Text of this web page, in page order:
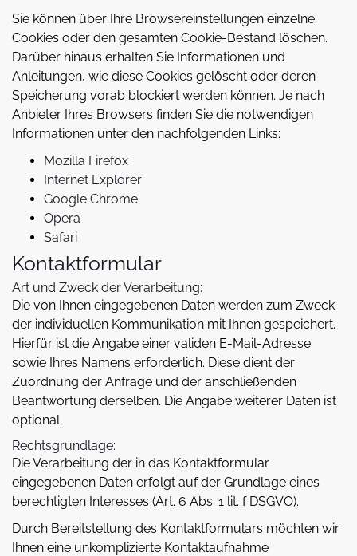
Sie können über Ihre Browsereinstellungen einzelne
Cookies oder den gesamten Cookie-Bestand löschen.
Darüber hinaus erhalten Sie Informationen und
Anleitungen, wie diese Cookies gelöscht oder deren
Speicherung vorab blockiert werden können. Je nach
Anbieter Ihres Browsers finden Sie die notwendigen
Informationen unter den nachfolgenden Links:
Mozilla Firefox
Internet Explorer
Google Chrome
Opera
Safari
Kontaktformular
Art und Zweck der Verarbeitung:
Die von Ihnen eingegebenen Daten werden zum Zweck
der individuellen Kommunikation mit Ihnen gespeichert.
Hierfür ist die Angabe einer validen E-Mail-Adresse
sowie Ihres Namens erforderlich. Diese dient der
Zuordnung der Anfrage und der anschließenden
Beantwortung derselben. Die Angabe weiterer Daten ist
optional.
Rechtsgrundlage:
Die Verarbeitung der in das Kontaktformular
eingegebenen Daten erfolgt auf der Grundlage eines
berechtigten Interesses (Art. 6 Abs. 1 lit. f DSGVO).
Durch Bereitstellung des Kontaktformulars möchten wir
Ihnen eine unkomplizierte Kontaktaufnahme